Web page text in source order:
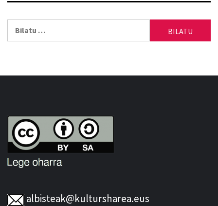
albisteak@kultursharea.eus